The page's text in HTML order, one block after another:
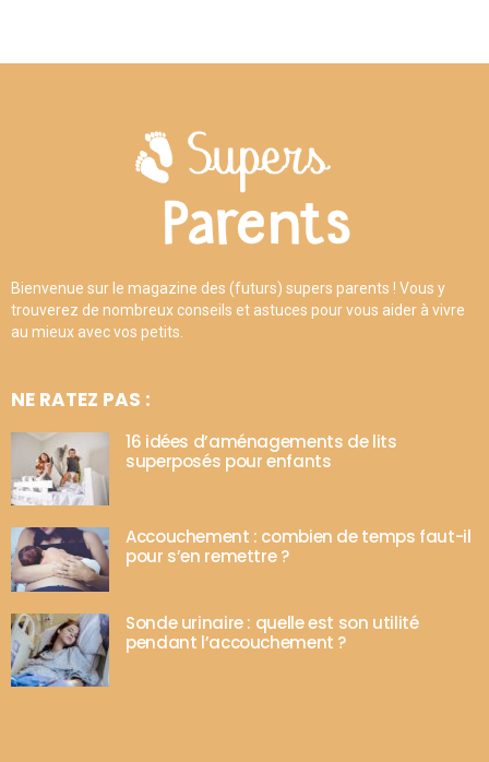
Bienvenue sur le magazine des (futurs) supers parents ! Vous y
trouverez de nombreux conseils et astuces pour vous aider à vivre
au mieux avec vos petits.
NE RATEZ PAS :
16 idées d’aménagements de lits
superposés pour enfants
Accouchement : combien de temps faut-il
pour s’en remettre ?
Sonde urinaire : quelle est son utilité
pendant l’accouchement ?